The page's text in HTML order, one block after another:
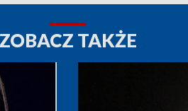
ZOBACZ TAKŻE